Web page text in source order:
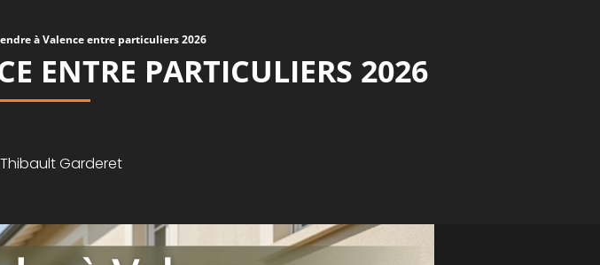
à Valence entre particuliers 2026
ENTRE PARTICULIERS 2026
Thibault Garderet